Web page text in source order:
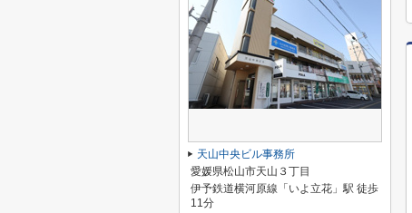
天山中央ビル事務所
愛媛県松山市天山３丁目
伊予鉄道横河原線「いよ立花」駅 徒歩
11分